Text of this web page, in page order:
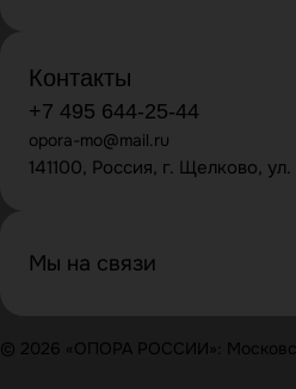
Контакты
+7 495 644-25-44
opora-mo@mail.ru
141100, Россия, г. Щелково,
Мы на связи
© 2026 «ОПОРА РОССИИ»: